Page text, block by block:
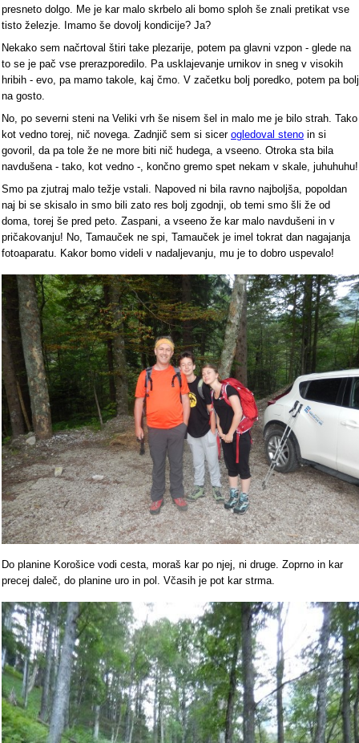
presneto dolgo. Me je kar malo skrbelo ali bomo sploh še znali pretikat vse
tisto železje. Imamo še dovolj kondicije? Ja?
Nekako sem načrtoval štiri take plezarije, potem pa glavni vzpon - glede na
to se je pač vse prerazporedilo. Pa usklajevanje urnikov in sneg v visokih
hribih - evo, pa mamo takole, kaj čmo. V začetku bolj poredko, potem pa bolj
na gosto.
No, po severni steni na Veliki vrh še nisem šel in malo me je bilo strah. Tako
kot vedno torej, nič novega. Zadnjič sem si sicer ogledoval steno in si
govoril, da pa tole že ne more biti nič hudega, a vseeno. Otroka sta bila
navdušena - tako, kot vedno -, končno gremo spet nekam v skale, juhuhuhu!
Smo pa zjutraj malo težje vstali. Napoved ni bila ravno najboljša, popoldan
naj bi se skisalo in smo bili zato res bolj zgodnji, ob temi smo šli že od
doma, torej še pred peto. Zaspani, a vseeno že kar malo navdušeni in v
pričakovanju! No, Tamauček ne spi, Tamauček je imel tokrat dan nagajanja
fotoaparatu. Kakor bomo videli v nadaljevanju, mu je to dobro uspevalo!
Do planine Korošice vodi cesta, moraš kar po njej, ni druge. Zoprno in kar
precej daleč, do planine uro in pol. Včasih je pot kar strma.